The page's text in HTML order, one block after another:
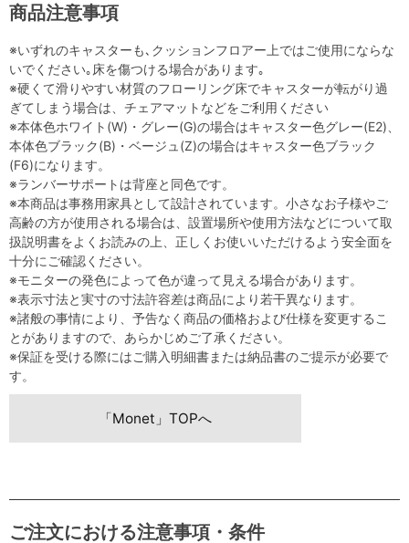
商品注意事項
※いずれのキャスターも､クッションフロアー上ではご使用にならな
いでください｡床を傷つける場合があります｡
※硬くて滑りやすい材質のフローリング床でキャスターが転がり過
ぎてしまう場合は、チェアマットなどをご利用ください
※本体色ホワイト(W)・グレー(G)の場合はキャスター色グレー(E2)、
本体色ブラック(B)・ベージュ(Z)の場合はキャスター色ブラック
(F6)になります。
※ランバーサポートは背座と同色です。
※本商品は事務用家具として設計されています。小さなお子様やご
高齢の方が使用される場合は、設置場所や使用方法などについて取
扱説明書をよくお読みの上、正しくお使いいただけるよう安全面を
十分にご確認ください。
※モニターの発色によって色が違って見える場合があります。
※表示寸法と実寸の寸法許容差は商品により若干異なります。
※諸般の事情により、予告なく商品の価格および仕様を変更するこ
とがありますので、あらかじめご了承ください。
※保証を受ける際にはご購入明細書または納品書のご提示が必要で
す。
「Monet」TOPへ
ご注文における注意事項・条件